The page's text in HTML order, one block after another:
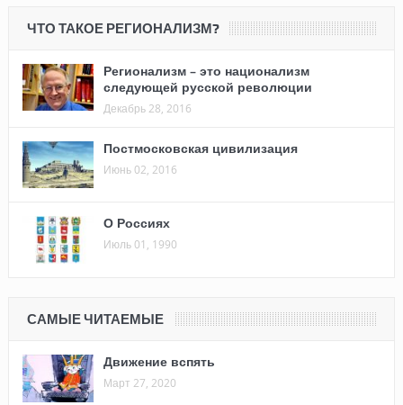
ЧТО ТАКОЕ РЕГИОНАЛИЗМ?
Регионализм – это национализм
следующей русской революции
Декабрь 28, 2016
Постмосковская цивилизация
Июнь 02, 2016
О Россиях
Июль 01, 1990
САМЫЕ ЧИТАЕМЫЕ
Движение вспять
Март 27, 2020